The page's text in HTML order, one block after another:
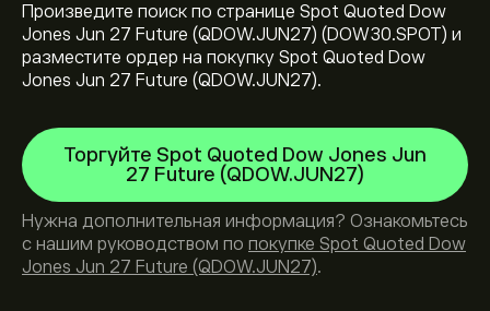
Произведите поиск по странице Spot Quoted Dow
Jones Jun 27 Future (QDOW.JUN27) (DOW30.SPOT) и
разместите ордер на покупку Spot Quoted Dow
Jones Jun 27 Future (QDOW.JUN27).
Торгуйте Spot Quoted Dow Jones Jun
27 Future (QDOW.JUN27)
Нужна дополнительная информация? Ознакомьтесь
с нашим руководством по покупке Spot Quoted Dow
Jones Jun 27 Future (QDOW.JUN27).